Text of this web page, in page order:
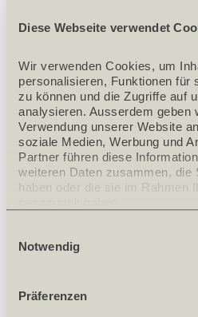
Diese Webseite verwendet
Wir verwenden Cookies, um
personalisieren, Funktionen für
zu können und die Zugriffe auf
analysieren. Ausserdem geben
Verwendung unserer Website
soziale Medien, Werbung und
Partner führen diese
weiteren Daten zusammen, die
haben oder die sie im Rahmen
Notwendig
Präferenzen